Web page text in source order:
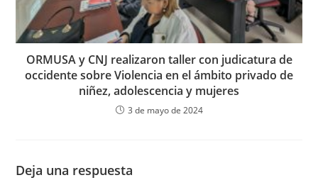
ORMUSA y CNJ realizaron taller con judicatura de
occidente sobre Violencia en el ámbito privado de
niñez, adolescencia y mujeres
3 de mayo de 2024
Deja una respuesta